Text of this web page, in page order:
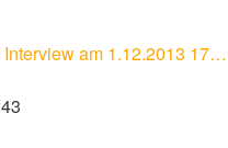
Interview am 1.12.2013 17…